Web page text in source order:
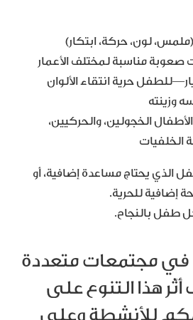
لون، حركة، ابتكار)
مناسبة لمختلف الأعمار
حرية انتقاء الألوان
وزينته
الخجولين، والحركيين،
الخلفيات
الذي يحتاج مساعدة إضافية، أو
إضافية للحرية.
طفل بالنجاح.
في مجتمعات متعددة
هذا التنوع على
للأنشطة وعلى